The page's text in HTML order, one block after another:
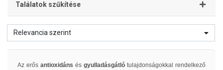
Találatok szűkítése
Relevancia szerint
Az erős antioxidáns és gyulladásgátló tulajdonságokkal rendelkező